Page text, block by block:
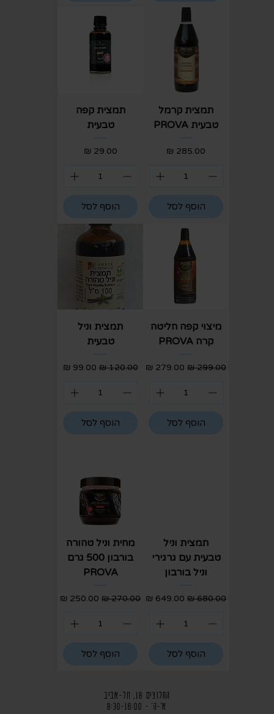
תמצית קרמל
טבעית PROVA
מחיר
הוסף לסל
תמצית קפה
טבעית
מחיר
הוסף לסל
מיצוי קפה חליטה
קרה PROVA
מחיר רגיל מחיר מבצע
הוסף לסל
תמצית וניל
טבעית
מחיר רגיל‏120.00 ‏₪ מחיר מבצע
הוסף לסל
תמצית וניל
טבעית עם גרגירי
וניל בורבון
מחיר רגיל מחיר מבצע
הוסף לסל
מחית וניל טהורה
בורבון 500 גרם
PROVA
מחיר רגיל מחיר מבצע
הוסף לסל
החלוצים 18, תל-אביב
א'-ה' - 8:30-16:00